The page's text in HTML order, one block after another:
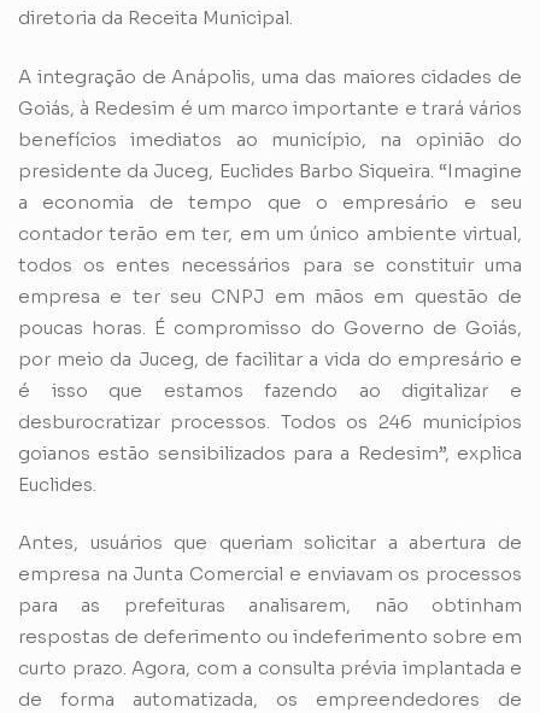
diretoria da Receita Municipal.
A integração de Anápolis, uma das maiores cidades de
Goiás, à Redesim é um marco importante e trará vários
benefícios imediatos ao município, na opinião do
presidente da Juceg, Euclides Barbo Siqueira. “Imagine
a economia de tempo que o empresário e seu
contador terão em ter, em um único ambiente virtual,
todos os entes necessários para se constituir uma
empresa e ter seu CNPJ em mãos em questão de
poucas horas. É compromisso do Governo de Goiás,
por meio da Juceg, de facilitar a vida do empresário e
é isso que estamos fazendo ao digitalizar e
desburocratizar processos. Todos os 246 municípios
goianos estão sensibilizados para a Redesim”, explica
Euclides.
Antes, usuários que queriam solicitar a abertura de
empresa na Junta Comercial e enviavam os processos
para as prefeituras analisarem, não obtinham
respostas de deferimento ou indeferimento sobre em
curto prazo. Agora, com a consulta prévia implantada e
de forma automatizada, os empreendedores de